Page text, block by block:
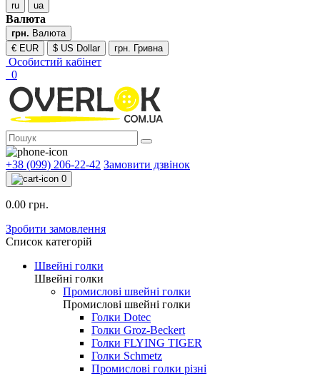
ru
ua
Валюта
грн. Валюта
€ EUR
$ US Dollar грн. Гривна
Особистий кабінет
0
+38 (099) 206-22-42 Замовити дзвінок
0
0.00 грн.
Зробити замовлення
Список категорій
Швейні голки
Швейні голки
Промислові швейні голки
Промислові швейні голки
Голки Dotec
Голки Groz-Beckert
Голки FLYING TIGER
Голки Schmetz
Промислові голки різні